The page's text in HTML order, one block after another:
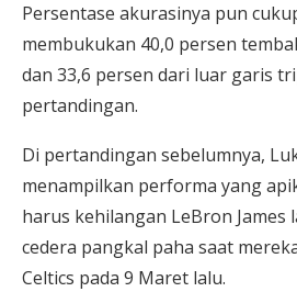
Persentase akurasinya pun
membukukan 40,0 persen
dan 33,6 persen dari luar garis
pertandingan.
Di pertandingan sebelumnya,
menampilkan performa yang
harus kehilangan LeBron James
cedera pangkal paha saat
Celtics pada 9 Maret lalu.